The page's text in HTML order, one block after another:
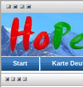
Start Karte